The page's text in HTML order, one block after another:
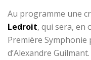
Au programme une
Ledroit, qui sera, en
Première
d’Alexandre